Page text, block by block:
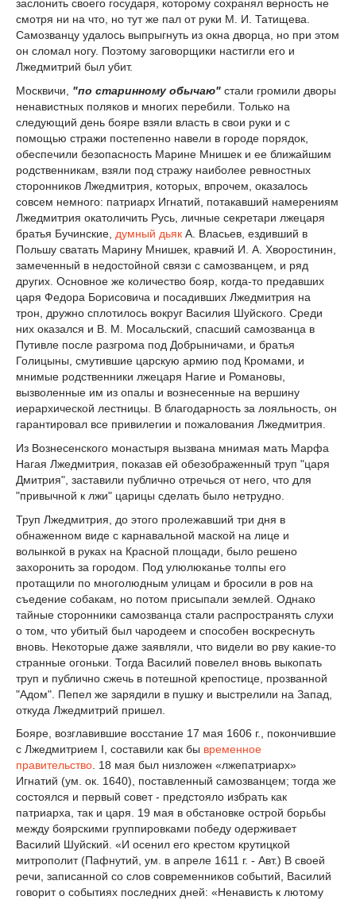
заслонить своего государя, которому сохранял верность не
смотря ни на что, но тут же пал от руки М. И. Татищева.
Самозванцу удалось выпрыгнуть из окна дворца, но при этом
он сломал ногу. Поэтому заговорщики настигли его и
Лжедмитрий был убит.
Москвичи, "по старинному обычаю" стали громили дворы
ненавистных поляков и многих перебили. Только на
следующий день бояре взяли власть в свои руки и с
помощью стражи постепенно навели в городе порядок,
обеспечили безопасность Марине Мнишек и ее ближайшим
родственникам, взяли под стражу наиболее ревностных
сторонников Лжедмитрия, которых, впрочем, оказалось
совсем немного: патриарх Игнатий, потакавший намерениям
Лжедмитрия окатоличить Русь, личные секретари лжецаря
братья Бучинские, думный дьяк А. Власьев, ездивший в
Польшу сватать Марину Мнишек, кравчий И. А. Хворостинин,
замеченный в недостойной связи с самозванцем, и ряд
других. Основное же количество бояр, когда-то предавших
царя Федора Борисовича и посадивших Лжедмитрия на
трон, дружно сплотилось вокруг Василия Шуйского. Среди
них оказался и В. М. Мосальский, спасший самозванца в
Путивле после разгрома под Добрыничами, и братья
Голицыны, смутившие царскую армию под Кромами, и
мнимые родственники лжецаря Нагие и Романовы,
вызволенные им из опалы и вознесенные на вершину
иерархической лестницы. В благодарность за лояльность, он
гарантировал все привилегии и пожалования Лжедмитрия.
Из Вознесенского монастыря вызвана мнимая мать Марфа
Нагая Лжедмитрия, показав ей обезображенный труп "царя
Дмитрия", заставили публично отречься от него, что для
"привычной к лжи" царицы сделать было нетрудно.
Труп Лжедмитрия, до этого пролежавший три дня в
обнаженном виде с карнавальной маской на лице и
волынкой в руках на Красной площади, было решено
захоронить за городом. Под улюлюканье толпы его
протащили по многолюдным улицам и бросили в ров на
съедение собакам, но потом присыпали землей. Однако
тайные сторонники самозванца стали распространять слухи
о том, что убитый был чародеем и способен воскреснуть
вновь. Некоторые даже заявляли, что видели во рву какие-то
странные огоньки. Тогда Василий повелел вновь выкопать
труп и публично сжечь в потешной крепостице, прозванной
"Адом". Пепел же зарядили в пушку и выстрелили на Запад,
откуда Лжедмитрий пришел.
Бояре, возглавившие восстание 17 мая 1606 г., покончившие
с Лжедмитрием I, составили как бы временное
правительство. 18 мая был низложен «лжепатриарх»
Игнатий (ум. ок. 1640), поставленный самозванцем; тогда же
состоялся и первый совет - предстояло избрать как
патриарха, так и царя. 19 мая в обстановке острой борьбы
между боярскими группировками победу одерживает
Василий Шуйский. «И осенил его крестом крутицкой
митрополит (Пафнутий, ум. в апреле 1611 г. - Авт.) В своей
речи, записанной со слов современников событий, Василий
говорит о событиях последних дней: «Ненависть к лютому